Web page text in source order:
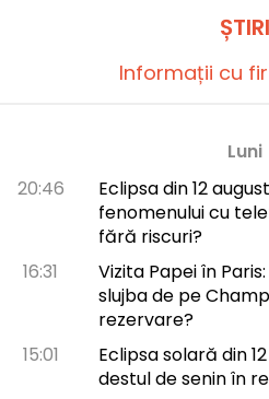
ȘTIRI
Informații cu fir
Luni
20:46
Eclipsa din 12
fenomenului cu
fără riscuri?
16:31
Vizita Papei în
slujba de pe
rezervare?
15:01
Eclipsa solară din
destul de senin în